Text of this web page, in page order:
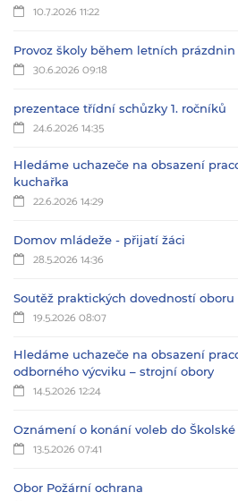
10.7.2026 11:22
Provoz školy během letních prázdnin
30.6.2026 09:18
prezentace třídní schůzky 1. ročníků
24.6.2026 14:35
Hledáme uchazeče na obsazení
kuchařka
22.6.2026 14:29
Domov mládeže - přijatí žáci
28.5.2026 14:36
Soutěž praktických dovedností
19.5.2026 08:07
Hledáme uchazeče na obsazení
odborného výcviku – strojní obory
14.5.2026 12:24
Oznámení o konání voleb do Školské
13.5.2026 07:41
Obor Požární ochrana